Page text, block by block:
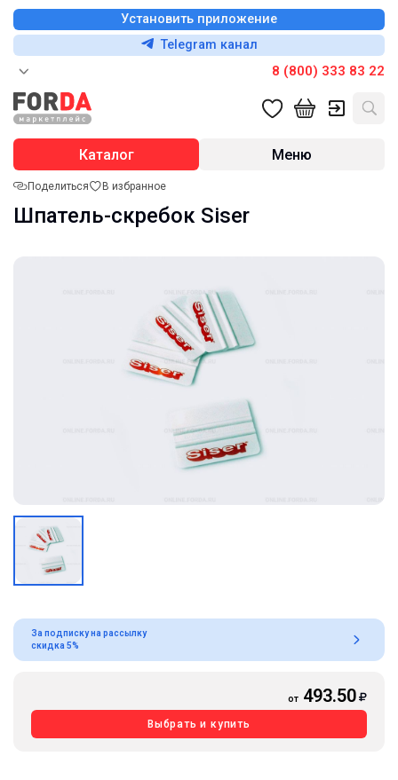
Установить приложение
Telegram канал
8 (800) 333 83 22
Каталог Меню
Поделиться В избранное
Шпатель-скребок Siser
За подписку на рассылку
скидка 5%
от 493.50
Выбрать и купить